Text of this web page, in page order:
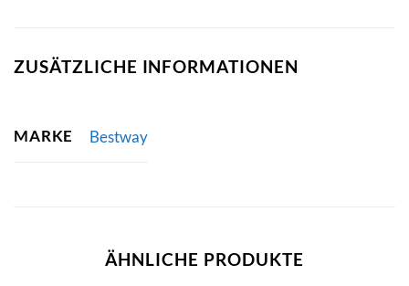
ZUSÄTZLICHE INFORMATIONEN
MARKE Bestway
ÄHNLICHE PRODUKTE